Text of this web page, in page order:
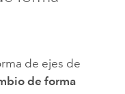
de ejes de
de forma